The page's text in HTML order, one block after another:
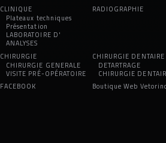
CLINIQUE
Plateaux techniques
Présentation
LABORATOIRE D'
ANALYSES
RADIOGRAPHIE
CHIRURGIE
CHIRURGIE GENERALE
VISITE PRÉ-OPÉRATOIRE
CHIRURGIE DENTAIRE
DETARTRAGE
CHIRURGIE
FACEBOOK Boutique Web